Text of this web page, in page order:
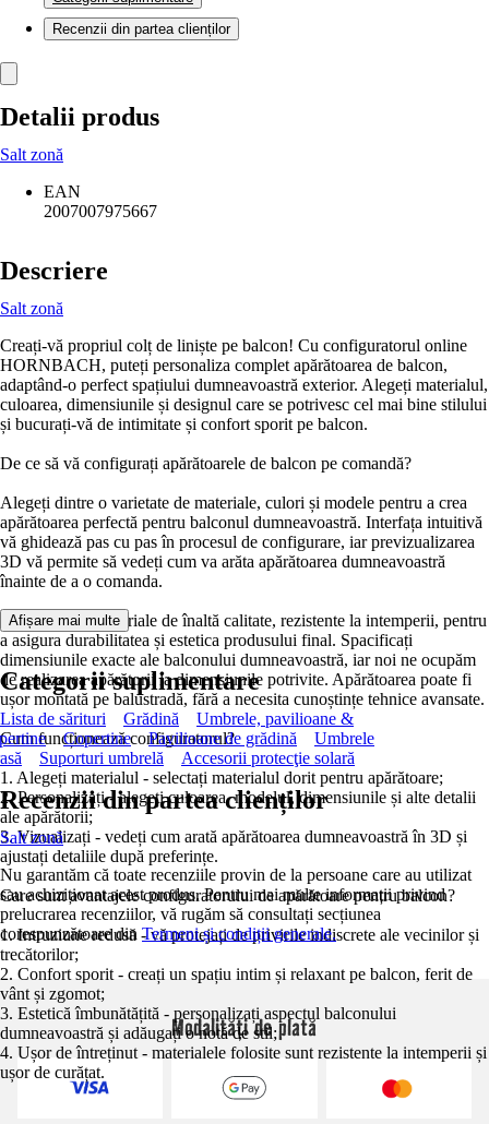
Recenzii din partea clienților
Detalii produs
Salt zonă
EAN
2007007975667
Descriere
Salt zonă
Creați-vă propriul colț de liniște pe balcon! Cu configuratorul online
HORNBACH, puteți personaliza complet apărătoarea de balcon,
adaptând-o perfect spațiului dumneavoastră exterior. Alegeți materialul,
culoarea, dimensiunile și designul care se potrivesc cel mai bine stilului
și bucurați-vă de intimitate și confort sporit pe balcon.
De ce să vă configurați apărătoarele de balcon pe comandă?
Alegeți dintre o varietate de materiale, culori și modele pentru a crea
apărătoarea perfectă pentru balconul dumneavoastră. Interfața intuitivă
vă ghidează pas cu pas în procesul de configurare, iar previzualizarea
3D vă permite să vedeți cum va arăta apărătoarea dumneavoastră
înainte de a o comanda.
Folosim doar materiale de înaltă calitate, rezistente la intemperii, pentru
a asigura durabilitatea și estetica produsului final. Spacificați
dimensiunile exacte ale balconului dumneavoastră, iar noi ne ocupăm
de realizarea apărătorii la dimensiunile potrivite. Apărătoarea poate fi
ușor montată pe balustradă, fără a necesita cunoștințe tehnice avansate.
Cum funcționează configuratorul?
1. Alegeți materialul - selectați materialul dorit pentru apărătoare;
2. Personalizați - alegeți culoarea, modelul, dimensiunile și alte detalii
ale apărătorii;
3. Vizualizați - vedeți cum arată apărătoarea dumneavoastră în 3D și
ajustați detaliile după preferințe.
Care sunt avantajele configuratorului de apărătoare pentru balcon?
1. Intruziune redusă - vă protejați de privirile indiscrete ale vecinilor și
trecătorilor;
2. Confort sporit - creați un spațiu intim și relaxant pe balcon, ferit de
vânt și zgomot;
3. Estetică îmbunătățită - personalizați aspectul balconului
dumneavoastră și adăugați o notă de stil;
4. Ușor de întreținut - materialele folosite sunt rezistente la intemperii și
ușor de curățat.
Afișare mai multe
Categorii suplimentare
Lista de sărituri Grădină
Umbrele, pavilioane &
Copertine Pavilioane de grădină
Umbrele
Suporturi umbrelă Accesorii protecţie solară
Recenzii din partea clienților
Salt zonă
Nu garantăm că toate recenziile provin de la persoane care au utilizat
sau achiziționat acest produs. Pentru mai multe informații privind
prelucrarea recenziilor, vă rugăm să consultați secțiunea
corespunzătoare dinTermeni și condiții generale.
Modalități de plată